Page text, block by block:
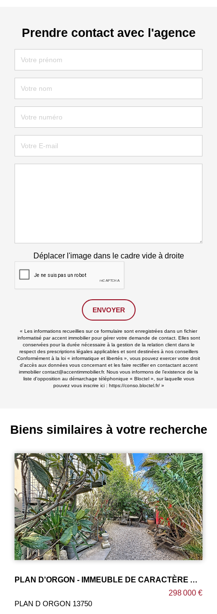
Prendre contact avec l'agence
Déplacer l'image dans le cadre vide à droite
ENVOYER
« Les informations recueillies sur ce formulaire sont enregistrées dans un fichier
informatisé par accent immobilier pour gérer votre demande de contact. Elles sont
conservées pour la durée nécessaire à la gestion de la relation client dans le
respect des prescriptions légales applicables et sont destinées à nos conseillers
Conformément à la loi « informatique et libertés », vous pouvez exercer votre droit
d'accès aux données vous concernant et les faire rectifier en contactant accent
immobilier contact@accentimmobilier.fr. Nous vous informons de l’existence de la
liste d'opposition au démarchage téléphonique « Bloctel », sur laquelle vous
pouvez vous inscrire ici : https://conso.bloctel.fr/»
Biens similaires à votre recherche
PLAN D'ORGON - IMMEUBLE DE CARACTÈRE AVEC LOCAL COMMERCIAL, APPARTEMENT ET COUR